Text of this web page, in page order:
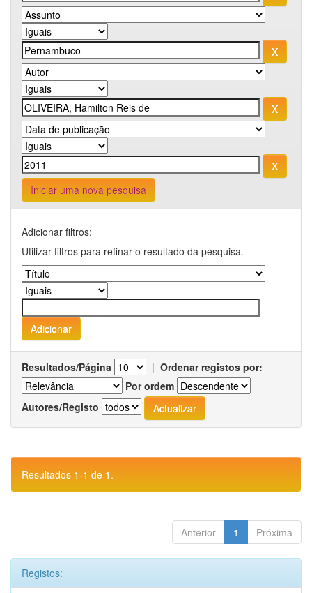
Iniciar uma nova pesquisa
Adicionar filtros:
Utilizar filtros para refinar o resultado da pesquisa.
Resultados/Página | Ordenar registos por:
Por ordem
Autores/Registo
Resultados 1-1 de 1.
Anterior 1 Próxima
Registos: